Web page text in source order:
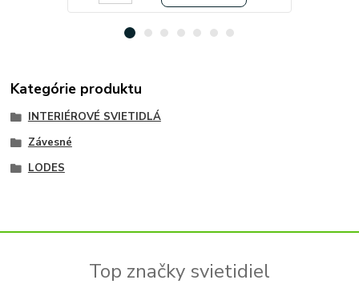
Kategórie produktu
INTERIÉROVÉ SVIETIDLÁ
Závesné
LODES
Top značky svietidiel